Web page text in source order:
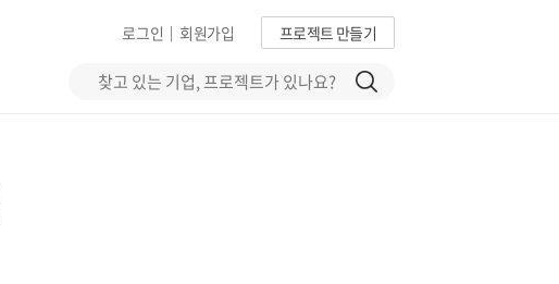
프로젝트 만들기
회원가입
|
로그인